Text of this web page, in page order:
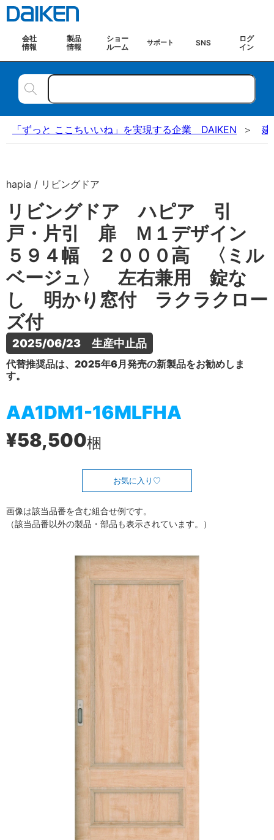
会社
情報
製品
情報
ショー
ルーム
サポート SNS
ログ
イン
「ずっと ここちいいね」を実現する企業 DAIKEN 建
hapia / リビングドア
リビングドア ハピア 引
戸・片引 扉 Ｍ１デザイン
５９４幅 ２０００高 〈ミル
ベージュ〉 左右兼用 錠な
し 明かり窓付 ラクラクロー
ズ付
2025/06/23　生産中止品
代替推奨品は、2025年6月発売の新製品をお勧めしま
す。
AA1DM1-16MLFHA
¥58,500梱
お気に入り
画像は該当品番を含む組合せ例です。
（該当品番以外の製品・部品も表示されています。）